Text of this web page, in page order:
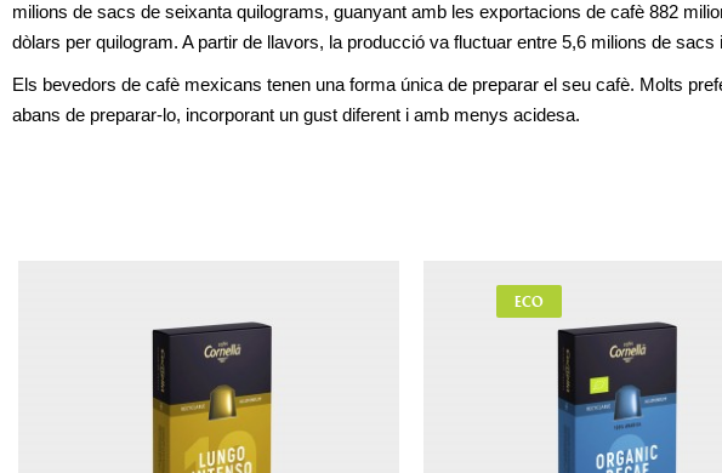
milions de sacs de seixanta quilograms, guanyant amb les exportacions de cafè 882
dòlars per quilogram. A partir de llavors, la producció va fluctuar entre 5,6 milions de sacs
Els bevedors de cafè mexicans tenen una forma única de preparar el seu cafè. Molts
abans de preparar-lo, incorporant un gust diferent i amb menys acidesa.
ECO